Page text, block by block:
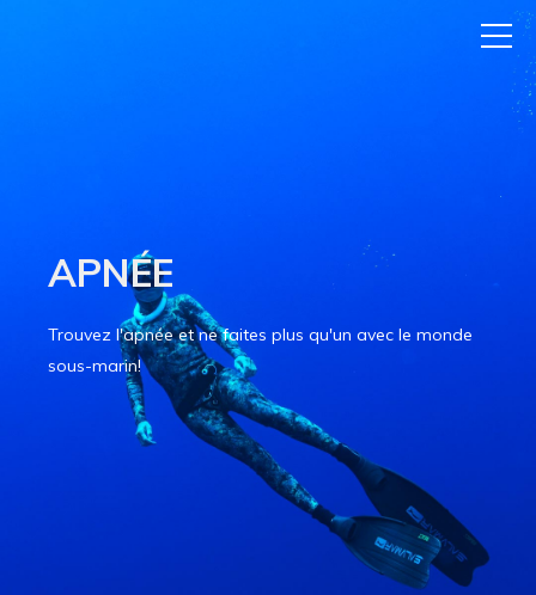
APNÉE
Trouvez l'apnée et ne faites plus qu'un avec le monde
sous-marin!